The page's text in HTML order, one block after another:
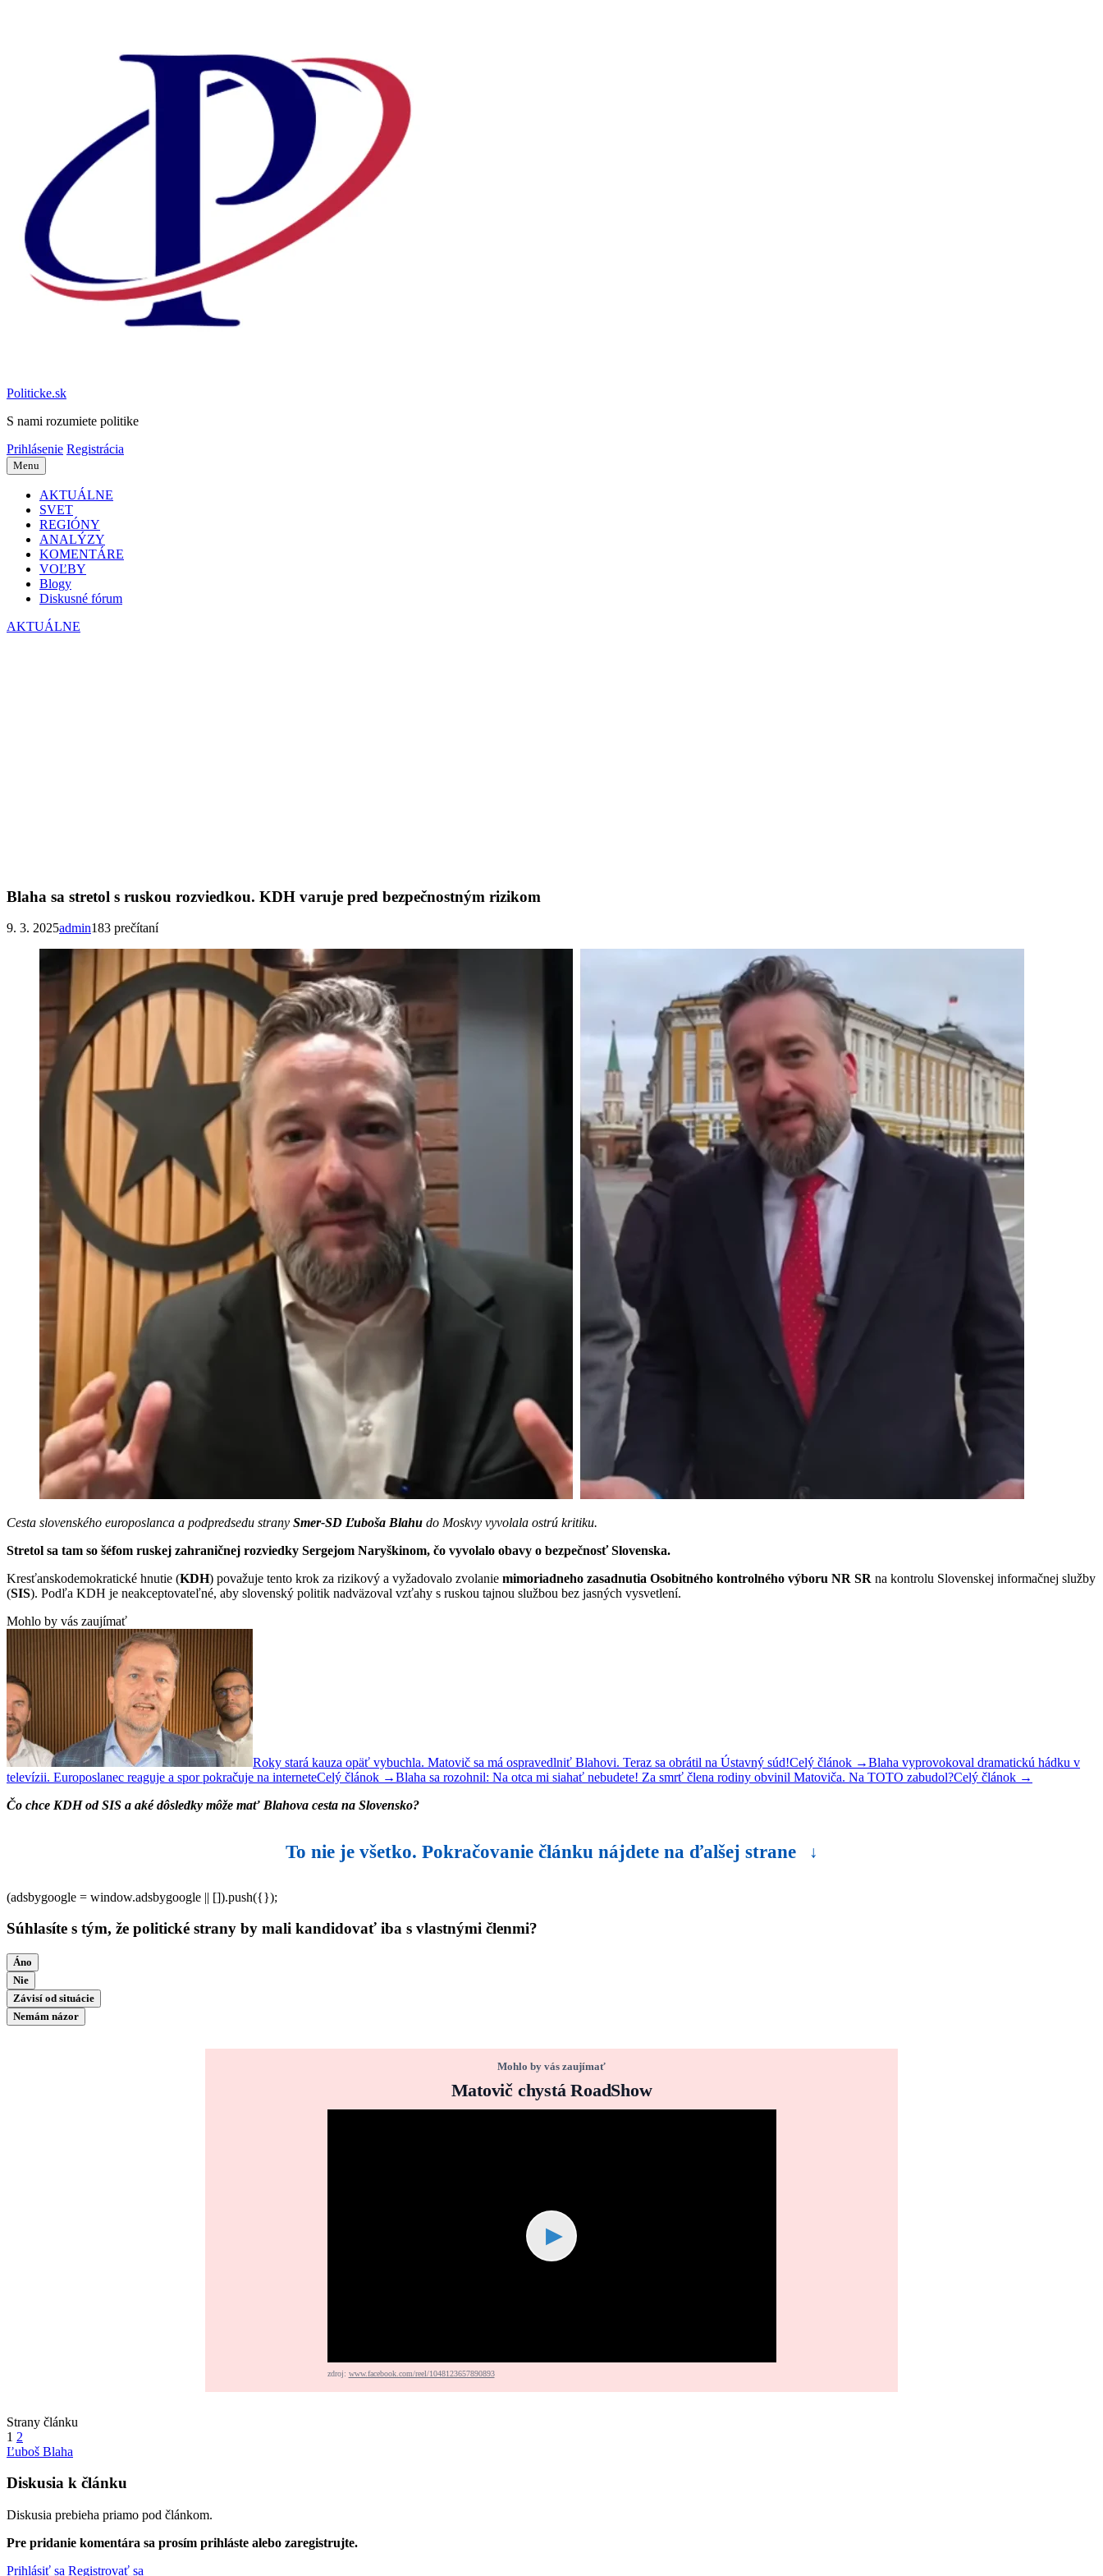
Politicke.sk
S nami rozumiete politike
Prihlásenie Registrácia
Menu
AKTUÁLNE
SVET
REGIÓNY
ANALÝZY
KOMENTÁRE
VOĽBY
Blogy
Diskusné fórum
AKTUÁLNE
Blaha sa stretol s ruskou rozviedkou. KDH varuje pred bezpečnostným rizikom
9. 3. 2025admin183 prečítaní
Cesta slovenského europoslanca a podpredsedu strany Smer-SD Ľuboša Blahu do Moskvy vyvolala ostrú kritiku.
Stretol sa tam so šéfom ruskej zahraničnej rozviedky Sergejom Naryškinom, čo vyvolalo obavy o bezpečnosť Slovenska.
Kresťanskodemokratické hnutie (KDH) považuje tento krok za rizikový a vyžadovalo zvolanie mimoriadneho zasadnutia Osobitného kontrolného výboru NR SR na kontrolu Slovenskej informačnej služby
(SIS). Podľa KDH je neakceptovateľné, aby slovenský politik nadväzoval vzťahy s ruskou tajnou službou bez jasných vysvetlení.
Mohlo by vás zaujímať
Roky stará kauza opäť vybuchla. Matovič sa má ospravedlniť Blahovi. Teraz sa obrátil na Ústavný súd!Celý článok →Blaha vyprovokoval dramatickú hádku v
televízii. Europoslanec reaguje a spor pokračuje na interneteCelý článok →Blaha sa rozohnil: Na otca mi siahať nebudete! Za smrť člena rodiny obvinil Matoviča. Na TOTO zabudol?Celý článok →
Čo chce KDH od SIS a aké dôsledky môže mať Blahova cesta na Slovensko?
To nie je všetko. Pokračovanie článku nájdete na ďalšej strane ↓
(adsbygoogle = window.adsbygoogle || []).push({});
Súhlasíte s tým, že politické strany by mali kandidovať iba s vlastnými členmi?
Áno
Nie
Závisí od situácie
Nemám názor
Mohlo by vás zaujímať
Matovič chystá RoadShow
▶
zdroj: www.facebook.com/reel/1048123657890893
Strany článku
1 2
Ľuboš Blaha
Diskusia k článku
Diskusia prebieha priamo pod článkom.
Pre pridanie komentára sa prosím prihláste alebo zaregistrujte.
Prihlásiť sa Registrovať sa